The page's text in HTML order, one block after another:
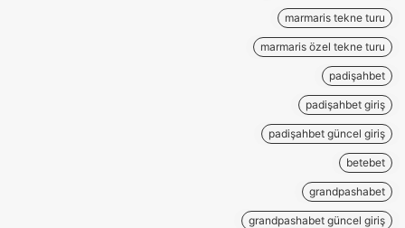
marmaris tekne turu
marmaris özel tekne turu
padişahbet
padişahbet giriş
padişahbet güncel giriş
betebet
grandpashabet
grandpashabet güncel giriş